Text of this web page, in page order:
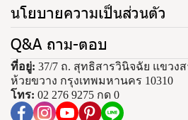
นโยบายความเป็นส่วนตัว
Q&A ถาม-ตอบ
ที่อยู่: 37/7 ถ. สุทธิสารวินิจฉัย แขวง
ห้วยขวาง กรุงเทพมหานคร 10310
โทร: 02 276 9275 กด 0